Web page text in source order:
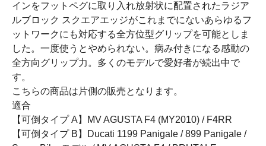
インをフットペグに取り入れ放射状に配置されたラジア
ルブロック スクエアエッジがこれまでにないあらゆるフ
ットワークにも対応する全方位型グリップを可能としま
した。一度使うとやめられない。病み付きになる感動の
全方向グリップ力。多くのモデルで愛好者が続出中で
す。
こちらの商品は片側の販売となります。
適合
【可倒タイプ A】MV AGUSTA F4 (MY2010) / F4RR
【可倒タイプ B】Ducati 1199 Panigale / 899 Panigale /